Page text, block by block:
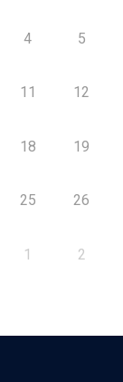
4 5
11 12
18 19
25 26
1 2